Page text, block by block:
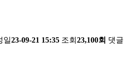
일23-09-21 15:35 조회 23,100회 댓글